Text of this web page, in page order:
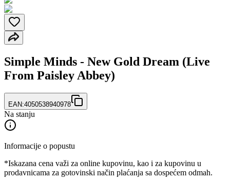
Simple Minds - New Gold Dream (Live
From Paisley Abbey)
EAN:4050538940978
Na stanju
Informacije o popustu
*Iskazana cena važi za online kupovinu, kao i za kupovinu u
prodavnicama za gotovinski način plaćanja sa dospećem odmah.